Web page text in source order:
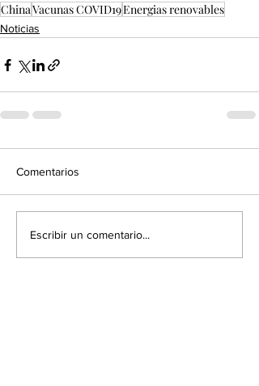
ChinaVacunas COVID19Energias renovables
Noticias
Comentarios
Escribir un comentario...